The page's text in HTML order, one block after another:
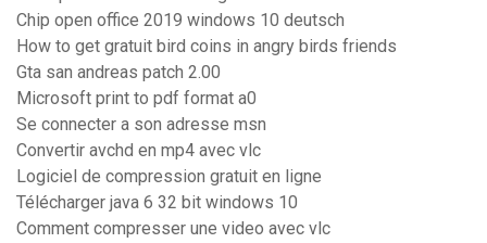
Chip open office 2019 windows 10 deutsch
How to get gratuit bird coins in angry birds friends
Gta san andreas patch 2.00
Microsoft print to pdf format a0
Se connecter a son adresse msn
Convertir avchd en mp4 avec vlc
Logiciel de compression gratuit en ligne
Télécharger java 6 32 bit windows 10
Comment compresser une video avec vlc